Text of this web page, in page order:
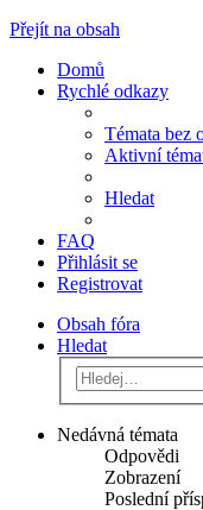
Přejít na obsah
Domů
Rychlé odkazy
Témata bez
Aktivní
Hledat
FAQ
Přihlásit se
Registrovat
Obsah fóra
Hledat
Nedávná témata
Odpovědi
Zobrazení
Poslední